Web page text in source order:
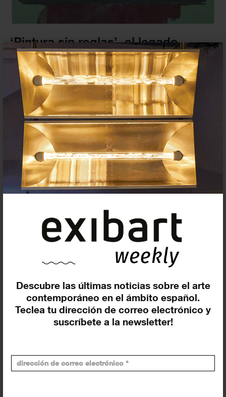
Descubre las últimas noticias sobre el arte
contemporáneo en el ámbito español.
Teclea tu dirección de correo electrónico y
suscríbete a la newsletter!
×
‘Pintura sin reglas’, el legado
pictórico de Helen Frankenthaler
en el...
EXPOSICIONES 20 MARZO 2025
Refik Anadol da inicio a la nueva
serie de exposiciones ‘In...
EXPOSICIONES 7 MARZO 2025